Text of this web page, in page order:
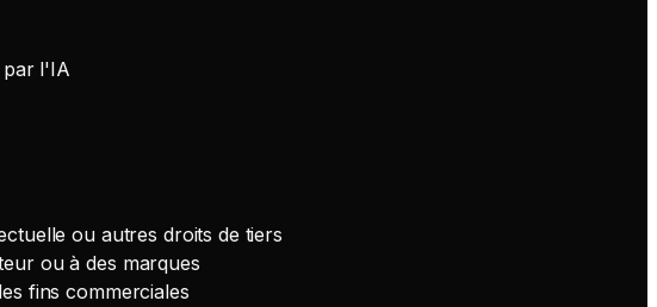
par l'IA
ou autres droits de tiers
ou à des marques
fins commerciales